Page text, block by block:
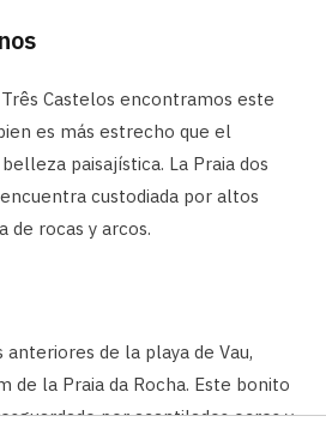
Castelos encontramos este
es más estrecho que el
paisajística. La Praia dos
custodiada por altos
de rocas y arcos.
de la playa de Vau,
de la Praia da Rocha. Este bonito
por acantilados ocres y